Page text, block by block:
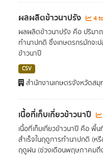
ผลผลิตข้าวนาปรัง 4
ผลผลิตข้าวนาปรัง คือ ปริมา
ทำนาปกติ ซึ่งเกษตรกรมักจะ
ข้าวนาปี
CSV
สำนักงานเกษตรจังหวัดสมุ
เนื้อที่เก็บเกี่ยวข้าวนาปี
เนื้อที่เก็บเกี่ยวข้าวนาปี คือ พื้
สำเร็จในฤดูการทำนาปกติ (ห
ฤดูฝน (ช่วงเดือนพฤษภาคมถึ